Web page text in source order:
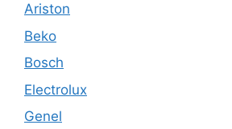
Ariston
Beko
Bosch
Electrolux
Genel